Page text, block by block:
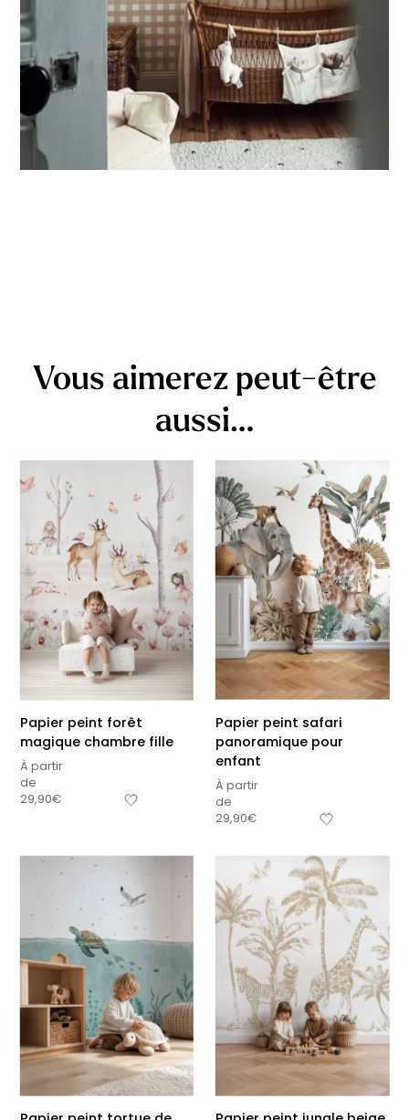
Adapté aux espaces où la hauteur est plus importante que
la largeur (montées d’escalier, pans de mur étroits, etc.).
Vous aimerez peut-être
aussi…
Papier peint forêt
magique chambre fille
À partir
de
29,90€
Papier peint safari
panoramique pour
enfant
À partir
de
29,90€